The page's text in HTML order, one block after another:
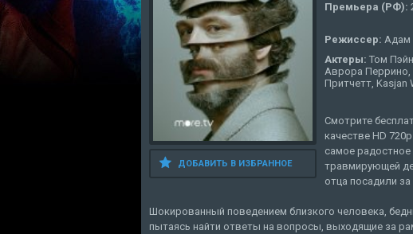
ДОБАВИТЬ В ИЗБРАННОЕ
Премьера (РФ):
Режиссер: Адам
Актеры: Том
Аврора Перрино,
Притчетт, Kasjan
Смотрите
качестве HD
самое радостное
травмирующей
отца посадили
Шокированный поведением близкого человека,
пытаясь найти ответы на вопросы, выходящие за